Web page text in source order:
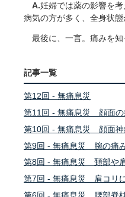
A.妊婦では薬の影響を
病気の方が多く、全身状態
最後に、一言。痛みを
記事一覧
第12回 - 無痛息災
第11回 - 無痛息災 顔面
第10回 - 無痛息災 顔面神
第9回 - 無痛息災 腕の痛
第8回 - 無痛息災 頚部や
第7回 - 無痛息災 肩コリ